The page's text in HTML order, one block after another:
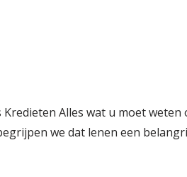
Alles wat u moet weten
we dat lenen een